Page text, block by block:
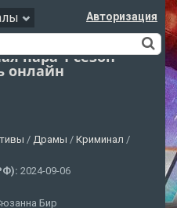
Авторизация
пара 1 сезон
онлайн
/ Драмы / Криминал /
2024-09-06
Бир